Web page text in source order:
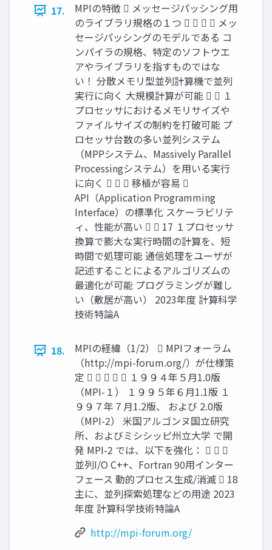
17.
MPIの特徴  メッセージパッシング用
のライブラリ規格の１つ     メッ
セージパッシングのモデルである コ
ンパイラの規格、特定のソフトウエ
アやライブラリを指すものではな
い！ 分散メモリ型並列計算機で並列
実行に向く 大規模計算が可能   １
プロセッサにおけるメモリサイズや
ファイルサイズの制約を打破可能 プ
ロセッサ台数の多い並列システム
（MPPシステム、Massively Parallel
Processingシステム）を用いる実行
に向く    移植が容易 
API（Application Programming
Interface）の標準化 スケーラビリテ
ィ、性能が高い   17 １プロセッサ
換算で膨大な実行時間の計算を、短
時間で処理可能 通信処理をユーザが
記述することによるアルゴリズムの
最適化が可能 プログラミングが難し
い（敷居が高い） 2023年度 計算科学
技術特論A
18.
MPIの経緯（1/2）  MPIフォーラム
（http://mpi-forum.org/）が仕様策
定      １９９４年５月1.0版
（MPI-１） １９９５年６月1.1版 １
９９７年７月1.2版、 および 2.0版
（MPI-2） 米国アルゴンヌ国立研究
所、およびミシシッピ州立大学 で開
発 MPI-2 では、以下を強化：   
並列I/O C++、Fortran 90用インター
フェース 動的プロセス生成/消滅  18
主に、並列探索処理などの用途 2023
年度 計算科学技術特論A
http://mpi-forum.org/